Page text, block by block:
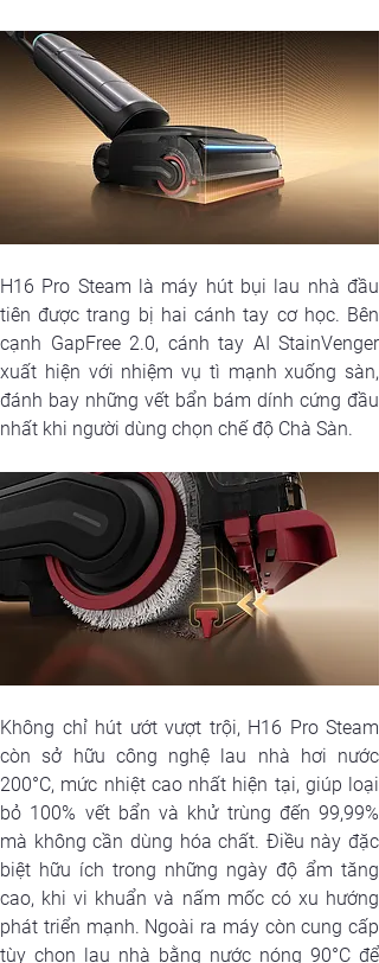
H16 Pro Steam là máy hút bụi lau nhà đầu
tiên được trang bị hai cánh tay cơ học. Bên
cạnh GapFree 2.0, cánh tay AI StainVenger
xuất hiện với nhiệm vụ tì mạnh xuống sàn,
đánh bay những vết bẩn bám dính cứng đầu
nhất khi người dùng chọn chế độ Chà Sàn.
Không chỉ hút ướt vượt trội, H16 Pro Steam
còn sở hữu công nghệ lau nhà hơi nước
200°C, mức nhiệt cao nhất hiện tại, giúp loại
bỏ 100% vết bẩn và khử trùng đến 99,99%
mà không cần dùng hóa chất. Điều này đặc
biệt hữu ích trong những ngày độ ẩm tăng
cao, khi vi khuẩn và nấm mốc có xu hướng
phát triển mạnh. Ngoài ra máy còn cung cấp
tùy chọn lau nhà bằng nước nóng 90°C để